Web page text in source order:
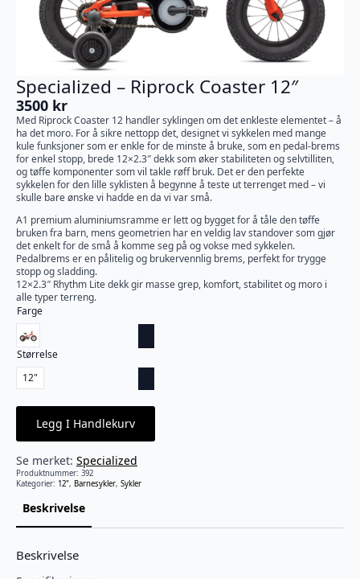
Specialized – Riprock Coaster 12″
3500 kr
Med Riprock Coaster 12 handler syklingen om det enkleste elementet – å
ha det moro. For å sikre nettopp det, designet vi sykkelen med mange
kule funksjoner som er enkle for de minste å bruke, som en pedal-brems
for enkel stopp, brede 12×2.3″ dekk som øker stabiliteten og selvtilliten,
og tøffe komponenter som vil takle røff bruk. Det er den perfekte
sykkelen for den lille syklisten å begynne å teste ut terrenget med – vi
skulle bare ønske vi hadde en da vi var små.
A1 premium aluminiumsramme er lett og bygget for å tåle den tøffe
bruken fra barn, mens geometrien har en veldig lav standover som gjør
det enkelt for de små å komme seg på og vokse med sykkelen.
Pedalbrems er en pålitelig og brukervennlig brems, perfekt for trygge
stopp og sladding.
12×2.3″ Rhythm Lite dekk gir masse grep, komfort, stabilitet og moro i
alle typer terreng.
Farge
Størrelse
12"
Legg I Handlekurv
Se merket: Specialized
Produktnummer: 392
Kategorier: 12", Barnesykler, Sykler
Beskrivelse
Beskrivelse